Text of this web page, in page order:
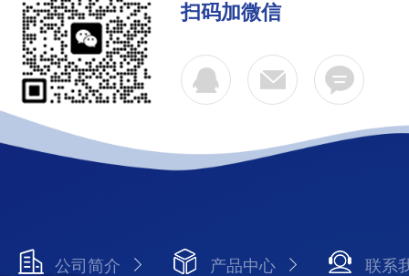
扫码加微信
公司简介 产品中心 联系